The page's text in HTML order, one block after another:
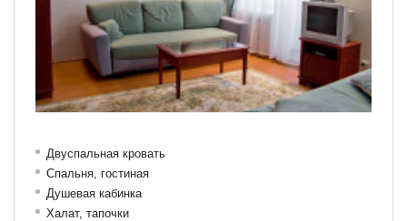
Двуспальная кровать
Спальня, гостиная
Душевая кабинка
Халат, тапочки